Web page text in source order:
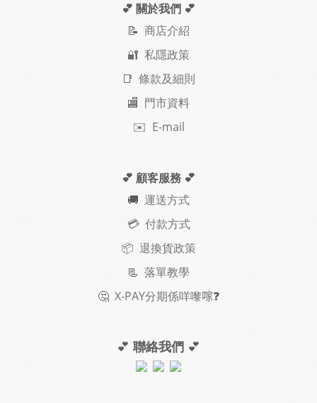
💕 關於我們 💕
📝 商店介紹
🔐 私隱政策
📑 條款及細則
🏬 門市資料
✉️ E-mail
💕 顧客服務 💕
🚚 運送方式
💳 付款方式
📦 退換貨政策
📃 落單教學
🤔 X-PAY分期係咩嚟𠺢❓
💕 聯絡我們 💕